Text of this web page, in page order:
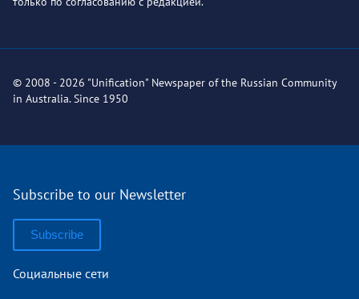
© 2008 - 2026 "Unification" Newspaper of the Russian Community
in Australia. Since 1950
Subscribe to our Newsletter
Subscribe
Социальные сети